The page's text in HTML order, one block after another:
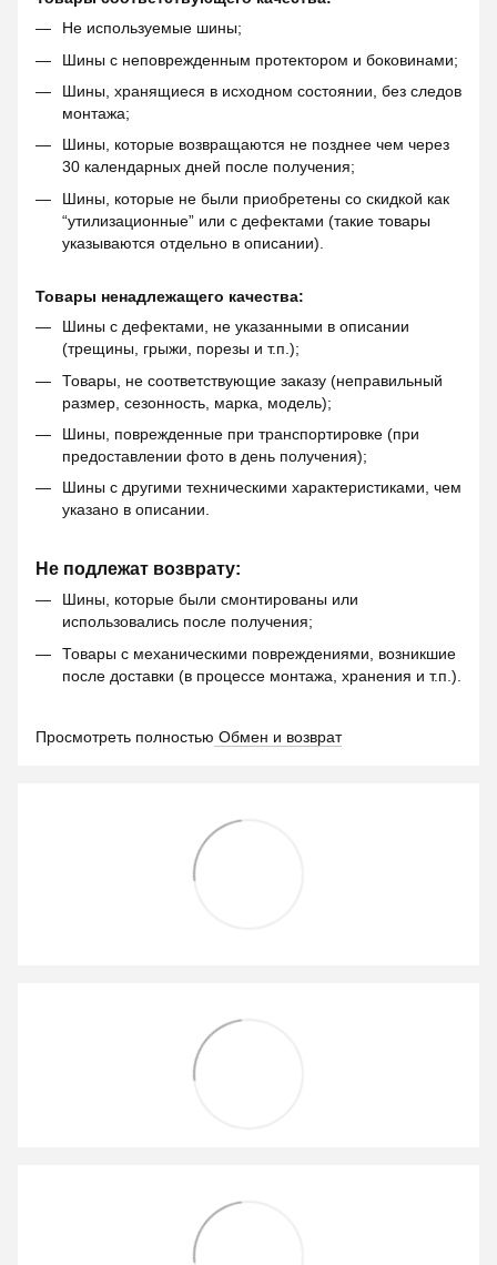
Не используемые шины;
Шины с неповрежденным протектором и боковинами;
Шины, хранящиеся в исходном состоянии, без следов
монтажа;
Шины, которые возвращаются не позднее чем через
30 календарных дней после получения;
Шины, которые не были приобретены со скидкой как
“утилизационные” или с дефектами (такие товары
указываются отдельно в описании).
Товары ненадлежащего качества:
Шины с дефектами, не указанными в описании
(трещины, грыжи, порезы и т.п.);
Товары, не соответствующие заказу (неправильный
размер, сезонность, марка, модель);
Шины, поврежденные при транспортировке (при
предоставлении фото в день получения);
Шины с другими техническими характеристиками, чем
указано в описании.
Не подлежат возврату:
Шины, которые были смонтированы или
использовались после получения;
Товары с механическими повреждениями, возникшие
после доставки (в процессе монтажа, хранения и т.п.).
Просмотреть полностью Обмен и возврат